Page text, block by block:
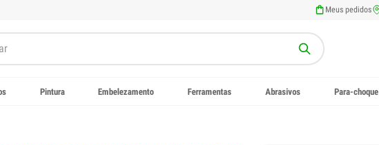
Meus pedidos
Pintura Embelezamento Ferramentas Abrasivos Para-choque